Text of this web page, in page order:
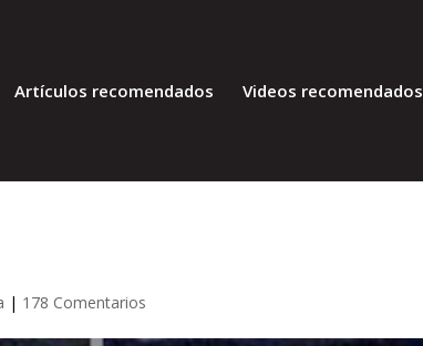
Artículos recomendados Videos recomendados
| 178 Comentarios